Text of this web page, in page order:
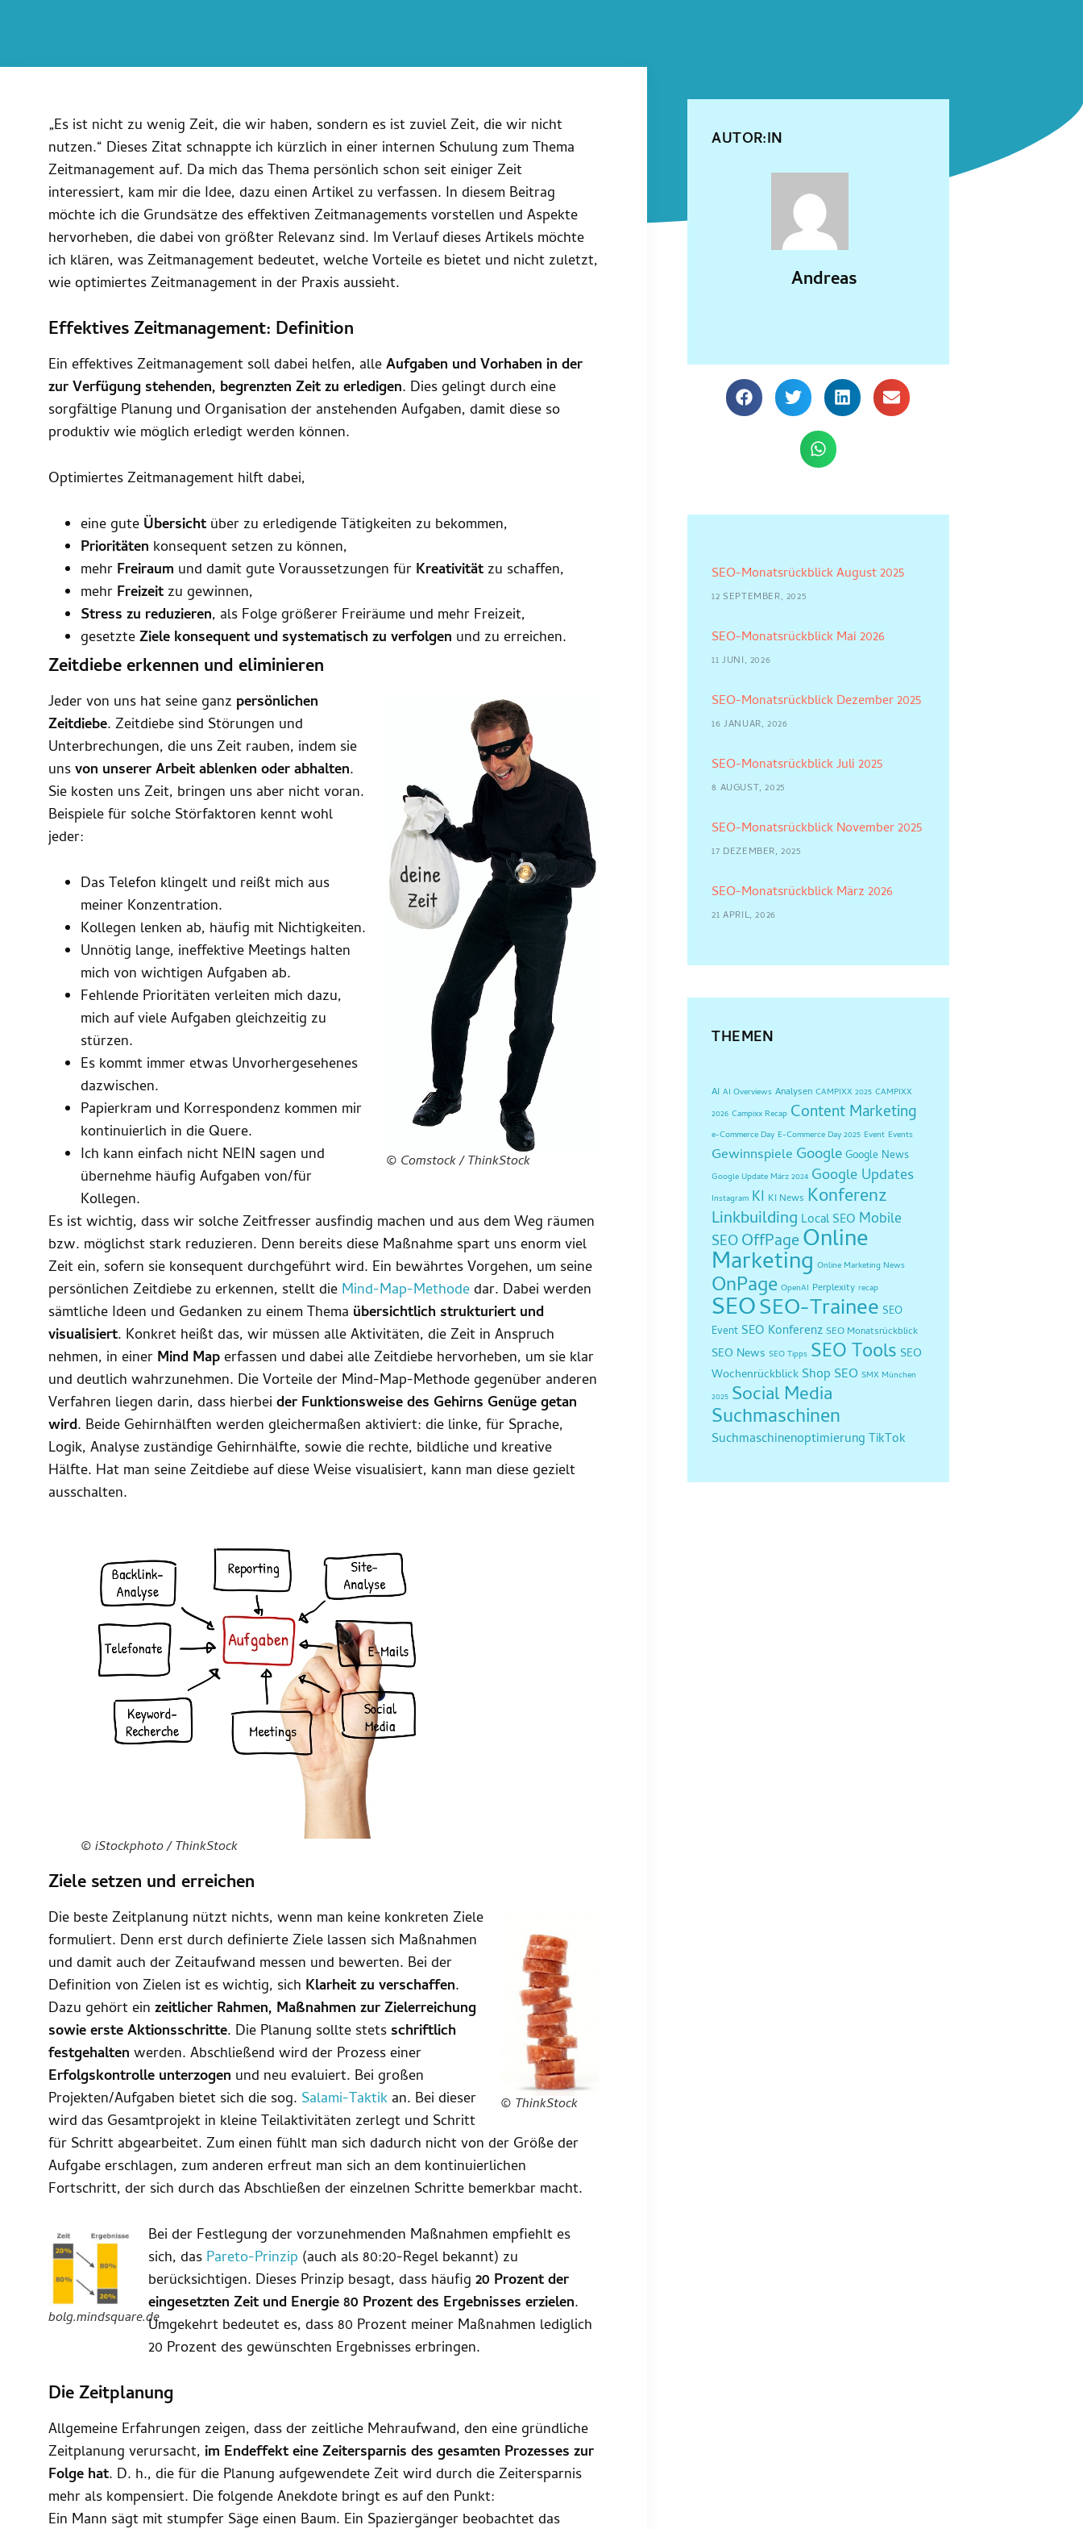
„Es ist nicht zu wenig Zeit, die wir haben, sondern es ist zuviel Zeit, die wir nicht
nutzen.“ Dieses Zitat schnappte ich kürzlich in einer internen Schulung zum Thema
Zeitmanagement auf. Da mich das Thema persönlich schon seit einiger Zeit
interessiert, kam mir die Idee, dazu einen Artikel zu verfassen. In diesem Beitrag
möchte ich die Grundsätze des effektiven Zeitmanagements vorstellen und Aspekte
hervorheben, die dabei von größter Relevanz sind. Im Verlauf dieses Artikels möchte
ich klären, was Zeitmanagement bedeutet, welche Vorteile es bietet und nicht zuletzt,
wie optimiertes Zeitmanagement in der Praxis aussieht.
Effektives Zeitmanagement: Definition
Ein effektives Zeitmanagement soll dabei helfen, alleAufgaben und Vorhaben in der
zur Verfügung stehenden, begrenzten Zeit zu erledigen. Dies gelingt durch eine
sorgfältige Planung und Organisation der anstehenden Aufgaben, damit diese so
produktiv wie möglich erledigt werden können.
Optimiertes Zeitmanagement hilft dabei,
eine gute Übersicht über zu erledigende Tätigkeiten zu bekommen,
Prioritäten konsequent setzen zu können,
mehr Freiraum und damit gute Voraussetzungen für Kreativität zu schaffen,
mehr Freizeit zu gewinnen,
Stress zu reduzieren, als Folge größerer Freiräume und mehr Freizeit,
gesetzteZiele konsequent und systematisch zu verfolgen und zu erreichen.
Zeitdiebe erkennen und eliminieren
© Comstock / ThinkStock
Jeder von uns hat seine ganz persönlichen
Zeitdiebe. Zeitdiebe sind Störungen und
Unterbrechungen, die uns Zeit rauben, indem sie
unsvon unserer Arbeit ablenken oder abhalten.
Sie kosten uns Zeit, bringen uns aber nicht voran.
Beispiele für solche Störfaktoren kennt wohl
jeder:
Das Telefon klingelt und reißt mich aus
meiner Konzentration.
Kollegen lenken ab, häufig mit Nichtigkeiten.
Unnötig lange, ineffektive Meetings halten
mich von wichtigen Aufgaben ab.
Fehlende Prioritäten verleiten mich dazu,
mich auf viele Aufgaben gleichzeitig zu
stürzen.
Es kommt immer etwas Unvorhergesehenes
dazwischen.
Papierkram und Korrespondenz kommen mir
kontinuierlich in die Quere.
Ich kann einfach nicht NEIN sagen und
übernehme häufig Aufgaben von/für
Kollegen.
Es ist wichtig, dass wir solche Zeitfresser ausfindig machen und aus dem Weg räumen
bzw. möglichst stark reduzieren. Denn bereits diese Maßnahme spart uns enorm viel
Zeit ein, sofern sie konsequent durchgeführt wird. Ein bewährtes Vorgehen, um seine
persönlichen Zeitdiebe zu erkennen, stellt die Mind-Map-Methodedar. Dabei werden
sämtliche Ideen und Gedanken zu einem Thema übersichtlich strukturiert und
visualisiert. Konkret heißt das, wir müssen alle Aktivitäten, die Zeit in Anspruch
nehmen, in einer Mind Maperfassen und dabei alle Zeitdiebe hervorheben, um sie klar
und deutlich wahrzunehmen. Die Vorteile der Mind-Map-Methode gegenüber anderen
Verfahren liegen darin, dass hierbei der Funktionsweise des Gehirns Genüge getan
wird. Beide Gehirnhälften werden gleichermaßen aktiviert: die linke, für Sprache,
Logik, Analyse zuständige Gehirnhälfte, sowie die rechte, bildliche und kreative
Hälfte. Hat man seine Zeitdiebe auf diese Weise visualisiert, kann man diese gezielt
ausschalten.
© iStockphoto / ThinkStock
Ziele setzen und erreichen
© ThinkStock
Die beste Zeitplanung nützt nichts, wenn man keine konkreten Ziele
formuliert. Denn erst durch definierte Ziele lassen sich Maßnahmen
und damit auch der Zeitaufwand messen und bewerten. Bei der
Definition von Zielen ist es wichtig, sich Klarheit zu verschaffen.
Dazu gehört ein zeitlicher Rahmen, Maßnahmen zur Zielerreichung
sowie erste Aktionsschritte. Die Planung sollte stets schriftlich
festgehalten werden. Abschließend wird der Prozess einer
Erfolgskontrolle unterzogen und neu evaluiert. Bei großen
Projekten/Aufgaben bietet sich die sog. Salami-Taktik an. Bei dieser
wird das Gesamtprojekt in kleine Teilaktivitäten zerlegt und Schritt
für Schritt abgearbeitet. Zum einen fühlt man sich dadurch nicht von der Größe der
Aufgabe erschlagen, zum anderen erfreut man sich an dem kontinuierlichen
Fortschritt, der sich durch das Abschließen der einzelnen Schritte bemerkbar macht.
bolg.mindsquare.de
Bei der Festlegung der vorzunehmenden Maßnahmen empfiehlt es
sich, das Pareto-Prinzip (auch als 80:20-Regel bekannt) zu
berücksichtigen. Dieses Prinzip besagt, dass häufig 20 Prozent der
eingesetzten Zeit und Energie 80 Prozent des Ergebnisses erzielen.
Umgekehrt bedeutet es, dass 80 Prozent meiner Maßnahmen lediglich
20 Prozent des gewünschten Ergebnisses erbringen.
Die Zeitplanung
Allgemeine Erfahrungen zeigen, dass der zeitliche Mehraufwand, den eine gründliche
Zeitplanung verursacht, im Endeffekt eine Zeitersparnis des gesamten Prozesses zur
Folge hat. D. h., die für die Planung aufgewendete Zeit wird durch die Zeitersparnis
mehr als kompensiert. Die folgende Anekdote bringt es auf den Punkt:
Ein Mann sägt mit stumpfer Säge einen Baum. Ein Spaziergänger beobachtet das
AUTOR:IN
Andreas
SEO-Monatsrückblick August 2025
12 SEPTEMBER, 2025
SEO-Monatsrückblick Mai 2026
11 JUNI, 2026
SEO-Monatsrückblick Dezember 2025
16 JANUAR, 2026
SEO-Monatsrückblick Juli 2025
8 AUGUST, 2025
SEO-Monatsrückblick November 2025
17 DEZEMBER, 2025
SEO-Monatsrückblick März 2026
21 APRIL, 2026
THEMEN
AI AI Overviews Analysen CAMPIXX 2025 CAMPIXX
2026 Campixx Recap Content Marketing
e-Commerce Day E-Commerce Day 2025 Event Events
Gewinnspiele Google Google News
Google Update März 2024 Google Updates
Instagram KI KI News Konferenz
Linkbuilding Local SEO Mobile
SEOOffPageOnline
Marketing Online Marketing News
OnPage OpenAI Perplexity recap
SEOSEO-Trainee SEO
Event SEO Konferenz SEO Monatsrückblick
SEO News SEO Tipps SEO Tools SEO
Wochenrückblick Shop SEO SMX München
2025 Social Media
Suchmaschinen
Suchmaschinenoptimierung TikTok